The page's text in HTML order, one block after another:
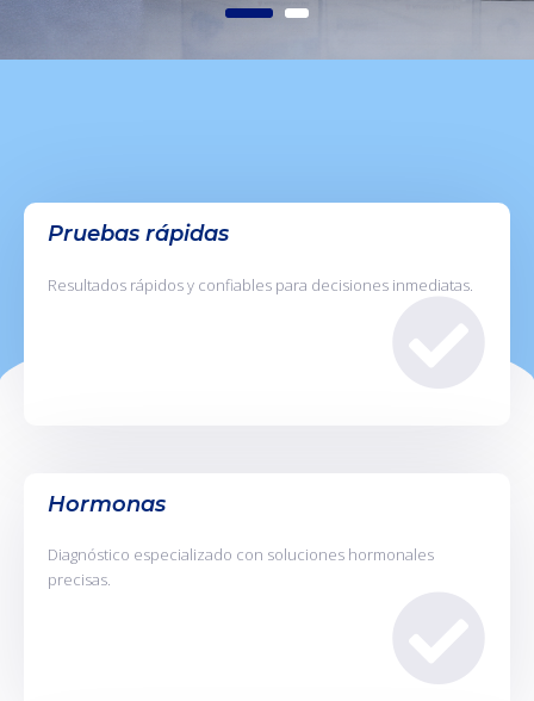
Pruebas rápidas
Resultados rápidos y confiables para decisiones inmediatas.
Hormonas
Diagnóstico especializado con soluciones hormonales
precisas.